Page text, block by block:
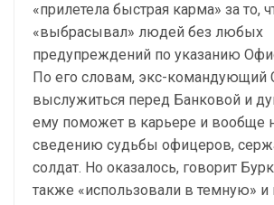
«прилетела быстрая карма» за то,
«выбрасывал» людей без любых
предупреждений по указанию
По его словам, экс-командующий
выслужиться перед Банковой и
ему поможет в карьере и вообще
сведению судьбы офицеров,
солдат. Но оказалось, говорит
также «использовали в темную» и